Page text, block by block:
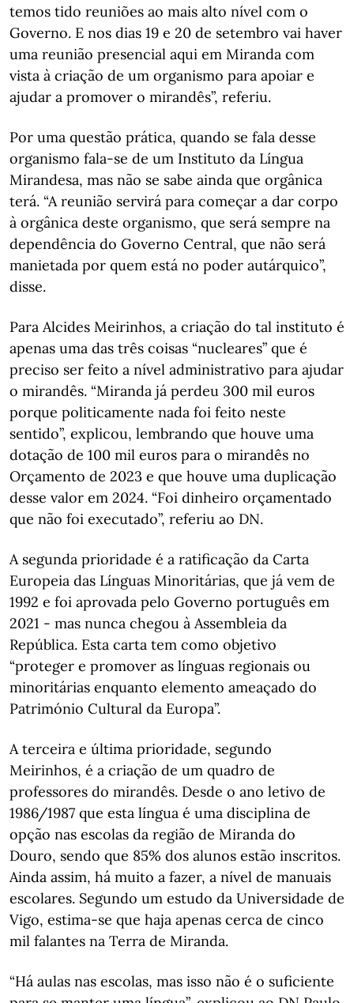
temos tido reuniões ao mais alto nível com o
Governo. E nos dias 19 e 20 de setembro vai haver
uma reunião presencial aqui em Miranda com
vista à criação de um organismo para apoiar e
ajudar a promover o mirandês”, referiu.
Por uma questão prática, quando se fala desse
organismo fala-se de um Instituto da Língua
Mirandesa, mas não se sabe ainda que orgânica
terá. “A reunião servirá para começar a dar corpo
à orgânica deste organismo, que será sempre na
dependência do Governo Central, que não será
manietada por quem está no poder autárquico”,
disse.
Para Alcides Meirinhos, a criação do tal instituto é
apenas uma das três coisas “nucleares” que é
preciso ser feito a nível administrativo para ajudar
o mirandês. “Miranda já perdeu 300 mil euros
porque politicamente nada foi feito neste
sentido”, explicou, lembrando que houve uma
dotação de 100 mil euros para o mirandês no
Orçamento de 2023 e que houve uma duplicação
desse valor em 2024. “Foi dinheiro orçamentado
que não foi executado”, referiu ao DN.
A segunda prioridade é a ratificação da Carta
Europeia das Línguas Minoritárias, que já vem de
1992 e foi aprovada pelo Governo português em
2021 - mas nunca chegou à Assembleia da
República. Esta carta tem como objetivo
“proteger e promover as línguas regionais ou
minoritárias enquanto elemento ameaçado do
Património Cultural da Europa”.
A terceira e última prioridade, segundo
Meirinhos, é a criação de um quadro de
professores do mirandês. Desde o ano letivo de
1986/1987 que esta língua é uma disciplina de
opção nas escolas da região de Miranda do
Douro, sendo que 85% dos alunos estão inscritos.
Ainda assim, há muito a fazer, a nível de manuais
escolares. Segundo um estudo da Universidade de
Vigo, estima-se que haja apenas cerca de cinco
mil falantes na Terra de Miranda.
“Há aulas nas escolas, mas isso não é o suficiente